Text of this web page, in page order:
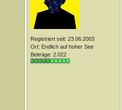
Registriert seit: 23.06.2003
Ort: Endlich auf hoher See
Beiträge: 2.022